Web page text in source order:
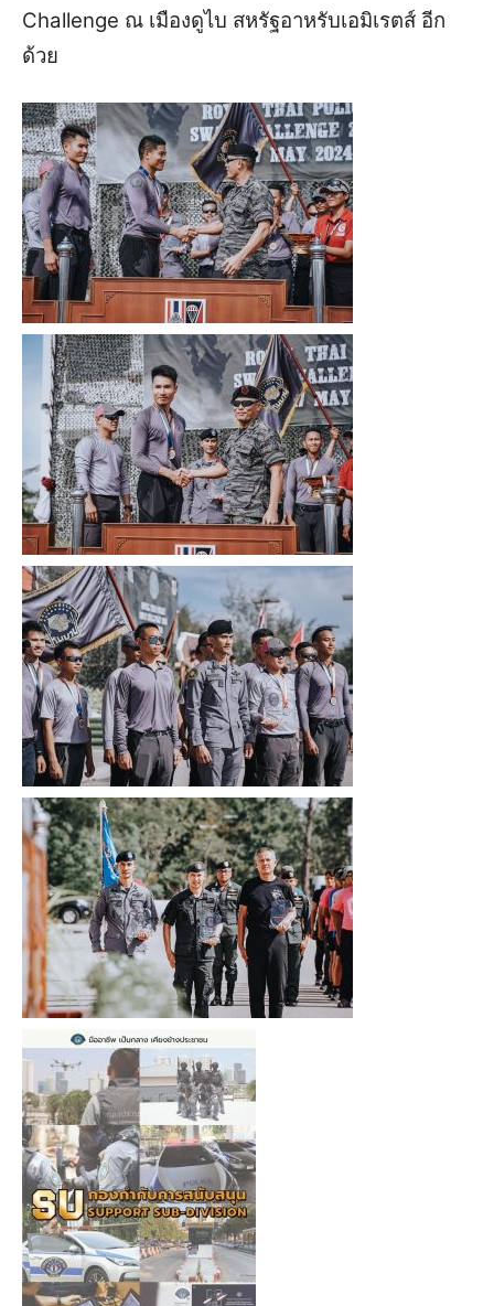
Challenge ณ เมืองดูไบ สหรัฐอาหรับเอมิเรตส์ อีก
ด้วย